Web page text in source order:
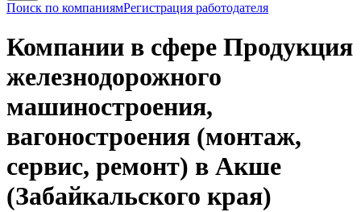
Поиск по компаниямРегистрация работодателя
Компании в сфере Продукция
железнодорожного
машиностроения,
вагоностроения (монтаж,
сервис, ремонт) в Акше
(Забайкальского края)